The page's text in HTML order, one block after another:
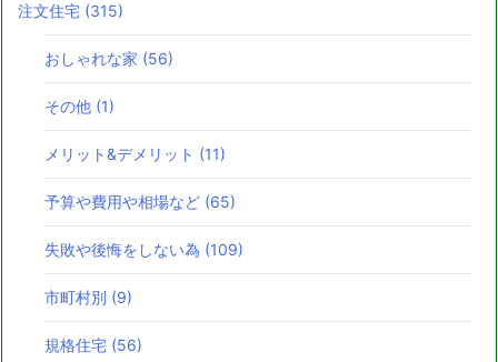
注文住宅 (315)
おしゃれな家 (56)
その他 (1)
メリット&デメリット (11)
予算や費用や相場など (65)
失敗や後悔をしない為 (109)
市町村別 (9)
規格住宅 (56)